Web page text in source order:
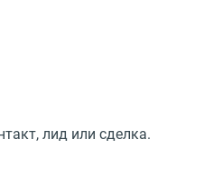
лид или сделка.